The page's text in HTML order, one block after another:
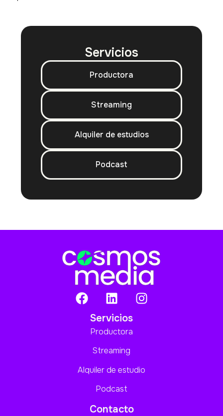
Servicios
Productora
Streaming
Alquiler de estudios
Podcast
Servicios
Productora
Streaming
Alquiler de estudio
Podcast
Contacto